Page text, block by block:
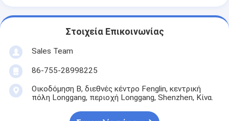
Στοιχεία Επικοινωνίας
Sales Team
86-755-28998225
Οικοδόμηση Β, διεθνές κέντρο Fenglin, κεντρική
πόλη Longgang, περιοχή Longgang, Shenzhen, Κίνα.